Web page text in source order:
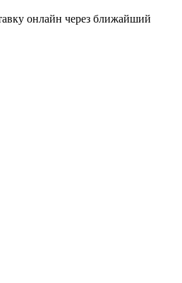
онлайн через ближайший